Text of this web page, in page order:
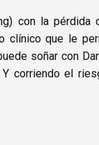
con la pérdida
clínico que le
soñar con
corriendo el